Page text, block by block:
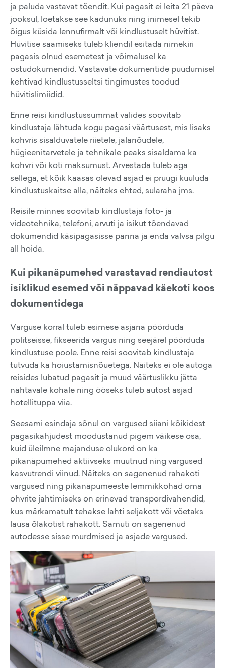
ja paluda vastavat tõendit. Kui pagasit ei leita 21 päeva
jooksul, loetakse see kadunuks ning inimesel tekib
õigus küsida lennufirmalt või kindlustuselt hüvitist.
Hüvitise saamiseks tuleb kliendil esitada nimekiri
pagasis olnud esemetest ja võimalusel ka
ostudokumendid. Vastavate dokumentide puudumisel
kehtivad kindlustusseltsi tingimustes toodud
hüvitislimiidid.
Enne reisi kindlustussummat valides soovitab
kindlustaja lähtuda kogu pagasi väärtusest, mis lisaks
kohvris sisalduvatele riietele, jalanõudele,
hügieenitarvetele ja tehnikale peaks sisaldama ka
kohvri või koti maksumust. Arvestada tuleb aga
sellega, et kõik kaasas olevad asjad ei pruugi kuuluda
kindlustuskaitse alla, näiteks ehted, sularaha jms.
Reisile minnes soovitab kindlustaja foto- ja
videotehnika, telefoni, arvuti ja isikut tõendavad
dokumendid käsipagasisse panna ja enda valvsa pilgu
all hoida.
Kui pikanäpumehed varastavad rendiautost
isiklikud esemed või näppavad käekoti koos
dokumentidega
Varguse korral tuleb esimese asjana pöörduda
politseisse, fikseerida vargus ning seejärel pöörduda
kindlustuse poole. Enne reisi soovitab kindlustaja
tutvuda ka hoiustamisnõuetega. Näiteks ei ole autoga
reisides lubatud pagasit ja muud väärtuslikku jätta
nähtavale kohale ning ööseks tuleb autost asjad
hotellituppa viia.
Seesami esindaja sõnul on vargused siiani kõikidest
pagasikahjudest moodustanud pigem väikese osa,
kuid üleilmne majanduse olukord on ka
pikanäpumehed aktiivseks muutnud ning vargused
kasvutrendi viinud. Näiteks on sagenenud rahakoti
vargused ning pikanäpumeeste lemmikkohad oma
ohvrite jahtimiseks on erinevad transpordivahendid,
kus märkamatult tehakse lahti seljakott või võetaks
lausa õlakotist rahakott. Samuti on sagenenud
autodesse sisse murdmised ja asjade vargused.